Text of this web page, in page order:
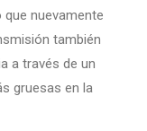
nuevamente
también
a través de un
gruesas en la